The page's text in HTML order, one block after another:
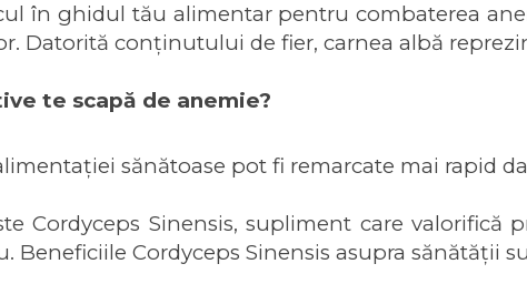
în ghidul tău alimentar pentru combaterea
Datorită conținutului de fier, carnea albă
te scapă de anemie?
sănătoase pot fi remarcate mai rapid
Cordyceps Sinensis, supliment care valorifică
Beneficiile Cordyceps Sinensis asupra sănătății